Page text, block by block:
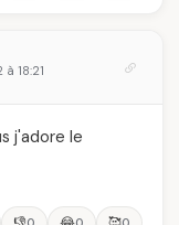
à 18:21
j'adore le